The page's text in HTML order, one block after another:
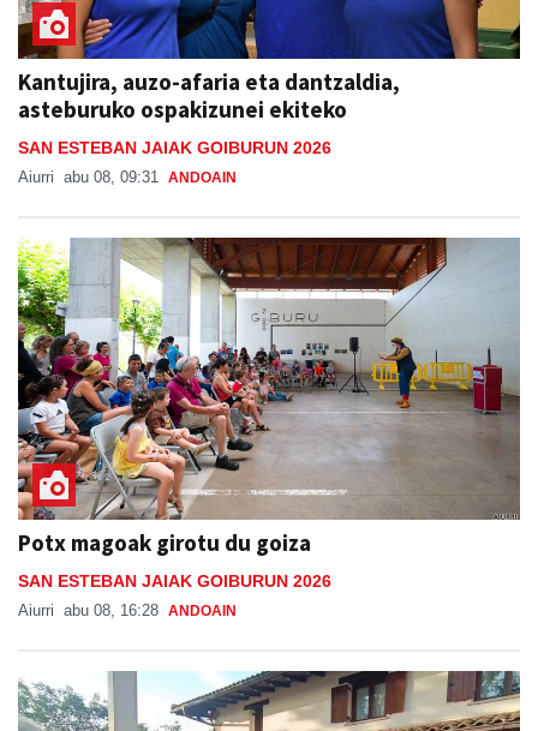
Kantujira, auzo-afaria eta dantzaldia,
asteburuko ospakizunei ekiteko
SAN ESTEBAN JAIAK GOIBURUN 2026
Aiurri abu 08, 09:31 ANDOAIN
Potx magoak girotu du goiza
SAN ESTEBAN JAIAK GOIBURUN 2026
Aiurri abu 08, 16:28 ANDOAIN